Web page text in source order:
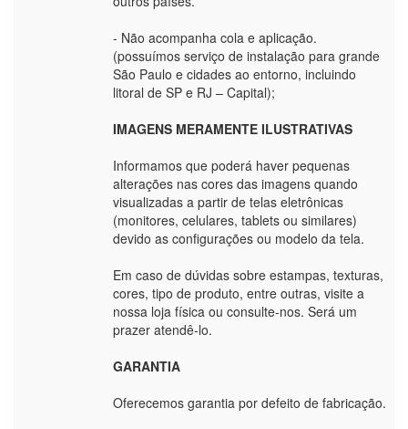
- Não acompanha cola e aplicação.
(possuímos serviço de instalação para grande
São Paulo e cidades ao entorno, incluindo
litoral de SP e RJ – Capital);
IMAGENS MERAMENTE ILUSTRATIVAS
Informamos que poderá haver pequenas
alterações nas cores das imagens quando
visualizadas a partir de telas eletrônicas
(monitores, celulares, tablets ou similares)
devido as configurações ou modelo da tela.
Em caso de dúvidas sobre estampas, texturas,
cores, tipo de produto, entre outras, visite a
nossa loja física ou consulte-nos. Será um
prazer atendê-lo.
GARANTIA
Oferecemos garantia por defeito de fabricação.